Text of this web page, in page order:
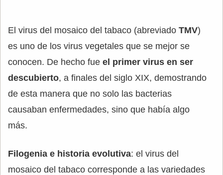
El virus del mosaico del tabaco (abreviado TMV)
es uno de los virus vegetales que se mejor se
conocen. De hecho fue el primer virus en ser
descubierto, a finales del siglo XIX, demostrando
de esta manera que no solo las bacterias
causaban enfermedades, sino que había algo
más.
Filogenia e historia evolutiva: el virus del
mosaico del tabaco corresponde a las variedades